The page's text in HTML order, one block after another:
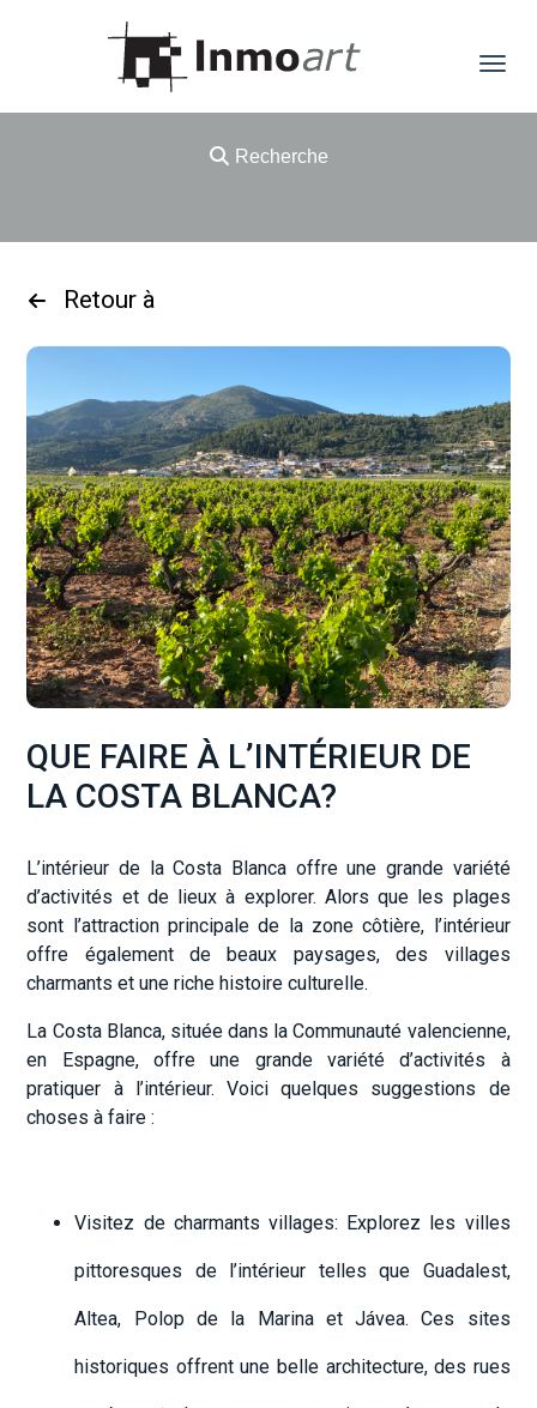
Recherche
Retour à
QUE FAIRE À L’INTÉRIEUR DE
LA COSTA BLANCA?
L’intérieur de la Costa Blanca offre une grande variété
d’activités et de lieux à explorer. Alors que les plages
sont l’attraction principale de la zone côtière, l’intérieur
offre également de beaux paysages, des villages
charmants et une riche histoire culturelle.
La Costa Blanca, située dans la Communauté valencienne,
en Espagne, offre une grande variété d’activités à
pratiquer à l’intérieur. Voici quelques suggestions de
choses à faire :
Visitez de charmants villages: Explorez les villes
pittoresques de l’intérieur telles que Guadalest,
Altea, Polop de la Marina et Jávea. Ces sites
historiques offrent une belle architecture, des rues